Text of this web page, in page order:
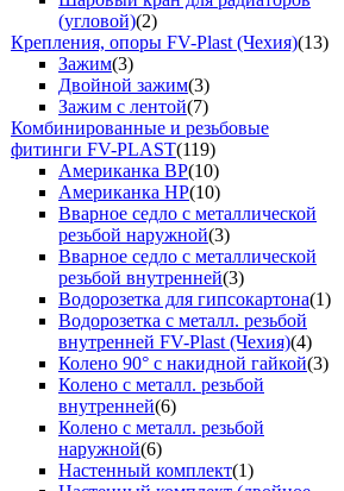
(угловой)(2)
Крепления, опоры FV-Plast (Чехия)(13)
Зажим(3)
Двойной зажим(3)
Зажим с лентой(7)
Комбинированные и резьбовые
фитинги FV-PLAST(119)
Американка ВР(10)
Американка НР(10)
Вварное седло с металлической
резьбой наружной(3)
Вварное седло с металлической
резьбой внутренней(3)
Водорозетка для гипсокартона(1)
Водорозетка с металл. резьбой
внутренней FV-Plast (Чехия)(4)
Колено 90° с накидной гайкой(3)
Колено с металл. резьбой
внутренней(6)
Колено с металл. резьбой
наружной(6)
Настенный комплект(1)